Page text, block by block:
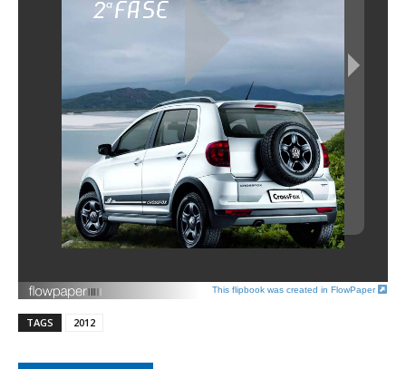
This flipbook was created in FlowPaper
TAGS 2012